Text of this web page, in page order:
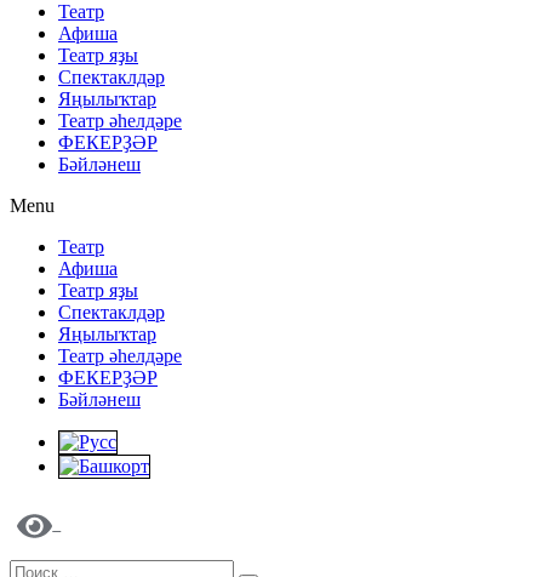
Театр
Афиша
Театр яҙы
Спектаклдәр
Яңылыҡтар
Театр әһелдәре
ФЕКЕРҘӘР
Бәйләнеш
Menu
Театр
Афиша
Театр яҙы
Спектаклдәр
Яңылыҡтар
Театр әһелдәре
ФЕКЕРҘӘР
Бәйләнеш